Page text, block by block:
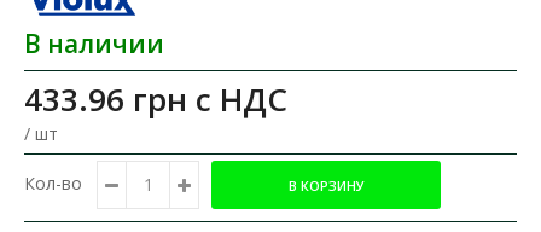
В наличии
433.96 грн с НДС
/ шт
Кол-во